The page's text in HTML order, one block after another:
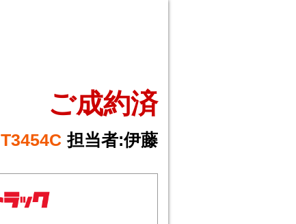
ご成約済
T3454C 担当者:伊藤